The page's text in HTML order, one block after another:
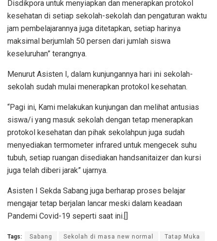
Disdikpora untuk menyiapkan dan menerapkan protokol
kesehatan di setiap sekolah-sekolah dan pengaturan waktu
jam pembelajarannya juga ditetapkan, setiap harinya
maksimal berjumlah 50 persen dari jumlah siswa
keseluruhan” terangnya.
Menurut Asisten I, dalam kunjungannya hari ini sekolah-
sekolah sudah mulai menerapkan protokol kesehatan.
“Pagi ini, Kami melakukan kunjungan dan melihat antusias
siswa/i yang masuk sekolah dengan tetap menerapkan
protokol kesehatan dan pihak sekolahpun juga sudah
menyediakan termometer infrared untuk mengecek suhu
tubuh, setiap ruangan disediakan handsanitaizer dan kursi
juga telah diberi jarak” ujarnya.
Asisten I Sekda Sabang juga berharap proses belajar
mengajar tetap berjalan lancar meski dalam keadaan
Pandemi Covid-19 seperti saat ini.[]
Tags: Sabang Sekolah di masa new normal Tatap Muka